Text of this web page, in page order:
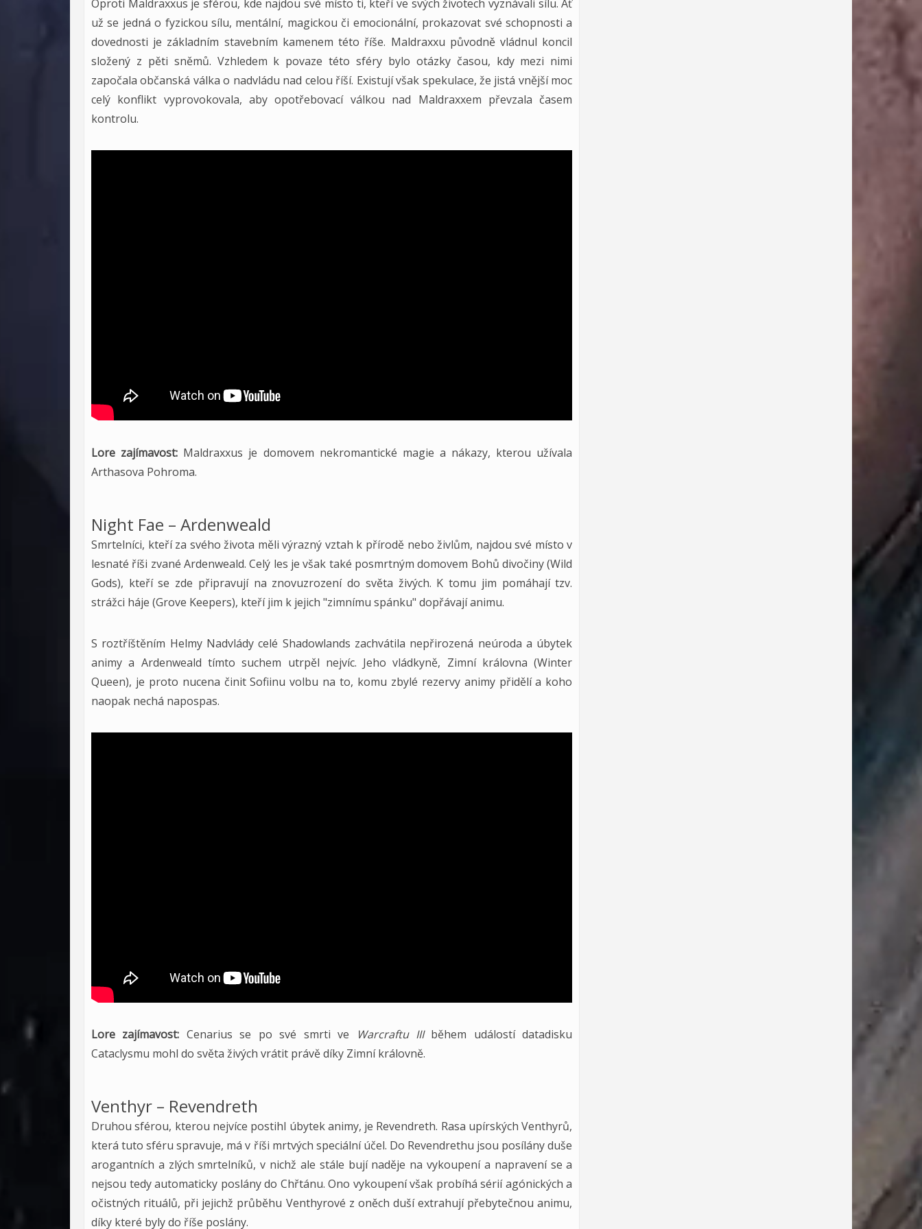
Oproti Maldraxxus je sférou, kde najdou své místo ti, kteří ve svých životech vyznávali sílu. Ať
už se jedná o fyzickou sílu, mentální, magickou či emocionální, prokazovat své schopnosti a
dovednosti je základním stavebním kamenem této říše. Maldraxxu původně vládnul koncil
složený z pěti sněmů. Vzhledem k povaze této sféry bylo otázky časou, kdy mezi nimi
započala občanská válka o nadvládu nad celou říší. Existují však spekulace, že jistá vnější moc
celý konflikt vyprovokovala, aby opotřebovací válkou nad Maldraxxem převzala časem
kontrolu.
Lore zajímavost: Maldraxxus je domovem nekromantické magie a nákazy, kterou užívala
Arthasova Pohroma.
Night Fae – Ardenweald
Smrtelníci, kteří za svého života měli výrazný vztah k přírodě nebo živlům, najdou své místo v
lesnaté říši zvané Ardenweald. Celý les je však také posmrtným domovem Bohů divočiny (Wild
Gods), kteří se zde připravují na znovuzrození do světa živých. K tomu jim pomáhají tzv.
strážci háje (Grove Keepers), kteří jim k jejich "zimnímu spánku" dopřávají animu.
S roztříštěním Helmy Nadvlády celé Shadowlands zachvátila nepřirozená neúroda a úbytek
animy a Ardenweald tímto suchem utrpěl nejvíc. Jeho vládkyně, Zimní královna (Winter
Queen), je proto nucena činit Sofiinu volbu na to, komu zbylé rezervy animy přidělí a koho
naopak nechá napospas.
Lore zajímavost: Cenarius se po své smrti ve Warcraftu IIIběhem událostí datadisku
Cataclysmu mohl do světa živých vrátit právě díky Zimní královně.
Venthyr – Revendreth
Druhou sférou, kterou nejvíce postihl úbytek animy, je Revendreth. Rasa upírských Venthyrů,
která tuto sféru spravuje, má v říši mrtvých speciální účel. Do Revendrethu jsou posílány duše
arogantních a zlých smrtelníků, v nichž ale stále bují naděje na vykoupení a napravení se a
nejsou tedy automaticky poslány do Chřtánu. Ono vykoupení však probíhá sérií agónických a
očistných rituálů, při jejichž průběhu Venthyrové z oněch duší extrahují přebytečnou animu,
díky které byly do říše poslány.